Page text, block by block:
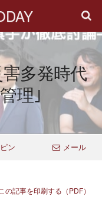
多発時代
理｣
ピン メール
この記事を印刷する（PDF）